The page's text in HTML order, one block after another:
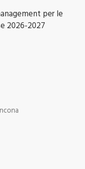
per le
2026-2027